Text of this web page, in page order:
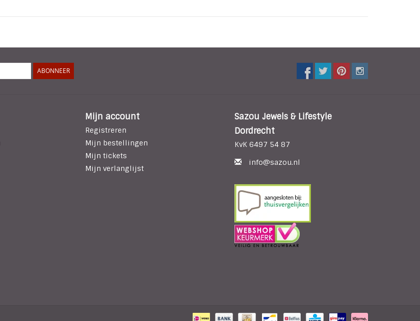
ABONNEER
Mijn account
Registreren
Mijn bestellingen
Mijn tickets
Mijn verlanglijst
Sazou Jewels & Lifestyle
Dordrecht
KvK 6497 54 87
info@sazou.nl